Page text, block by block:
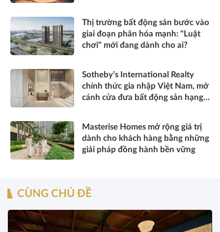
Thị trường bất động sản bước vào
giai đoạn phân hóa mạnh: "Luật
chơi" mới đang dành cho ai?
Sotheby’s International Realty
chính thức gia nhập Việt Nam, mở
cánh cửa đưa bất động sản hạng
Masterise Homes mở rộng giá trị
dành cho khách hàng bằng những
giải pháp đồng hành bền vững
CÙNG CHỦ ĐỀ